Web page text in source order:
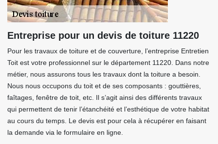
Entreprise pour un devis de toiture 11220
Pour les travaux de toiture et de couverture, l’entreprise Entretien
Toit est votre professionnel sur le département 11220. Dans notre
métier, nous assurons tous les travaux dont la toiture a besoin.
Nous nous occupons du toit et de ses composants : gouttières,
faîtages, fenêtre de toit, etc. Il s’agit ainsi des différents travaux
qui permettent de tenir l’étanchéité et l’esthétique de votre habitat
au cours du temps. Le devis est pour cela à récupérer en faisant
la demande via le formulaire en ligne.